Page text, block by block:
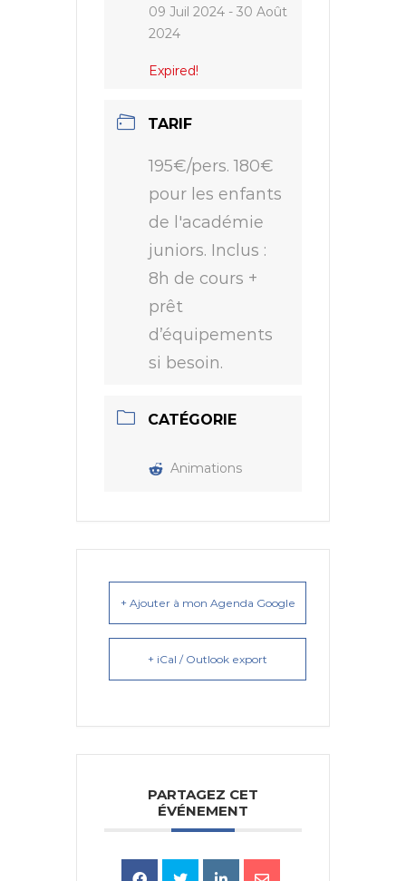
09 Juil 2024 - 30 Août
2024
Expired!
TARIF
195€/pers. 180€
pour les enfants
de l'académie
juniors. Inclus :
8h de cours +
prêt
d’équipements
si besoin.
CATÉGORIE
Animations
+ Ajouter à mon Agenda Google
+ iCal / Outlook export
PARTAGEZ CET
ÉVÉNEMENT